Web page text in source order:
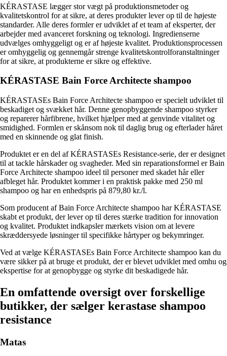
KÉRASTASE lægger stor vægt på produktionsmetoder og
kvalitetskontrol for at sikre, at deres produkter lever op til de højeste
standarder. Alle deres formler er udviklet af et team af eksperter, der
arbejder med avanceret forskning og teknologi. Ingredienserne
udvælges omhyggeligt og er af højeste kvalitet. Produktionsprocessen
er omhyggelig og gennemgår strenge kvalitetskontrolforanstaltninger
for at sikre, at produkterne er sikre og effektive.
KÉRASTASE Bain Force Architecte shampoo
KÉRASTASEs Bain Force Architecte shampoo er specielt udviklet til
beskadiget og svækket hår. Denne genopbyggende shampoo styrker
og reparerer hårfibrene, hvilket hjælper med at genvinde vitalitet og
smidighed. Formlen er skånsom nok til daglig brug og efterlader håret
med en skinnende og glat finish.
Produktet er en del af KÉRASTASEs Resistance-serie, der er designet
til at tackle hårskader og svagheder. Med sin reparationsformel er Bain
Force Architecte shampoo ideel til personer med skadet hår eller
afbleget hår. Produktet kommer i en praktisk pakke med 250 ml
shampoo og har en enhedspris på 879,80 kr./l.
Som producent af Bain Force Architecte shampoo har KÉRASTASE
skabt et produkt, der lever op til deres stærke tradition for innovation
og kvalitet. Produktet indkapsler mærkets vision om at levere
skræddersyede løsninger til specifikke hårtyper og bekymringer.
Ved at vælge KÉRASTASEs Bain Force Architecte shampoo kan du
være sikker på at bruge et produkt, der er blevet udviklet med omhu og
ekspertise for at genopbygge og styrke dit beskadigede hår.
En omfattende oversigt over forskellige
butikker, der sælger kerastase shampoo
resistance
Matas